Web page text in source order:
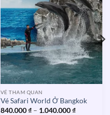
VÉ THAM QUAN
Vé Safari World Ở Bangkok
840.000₫ – 1.040.000₫Khoảng